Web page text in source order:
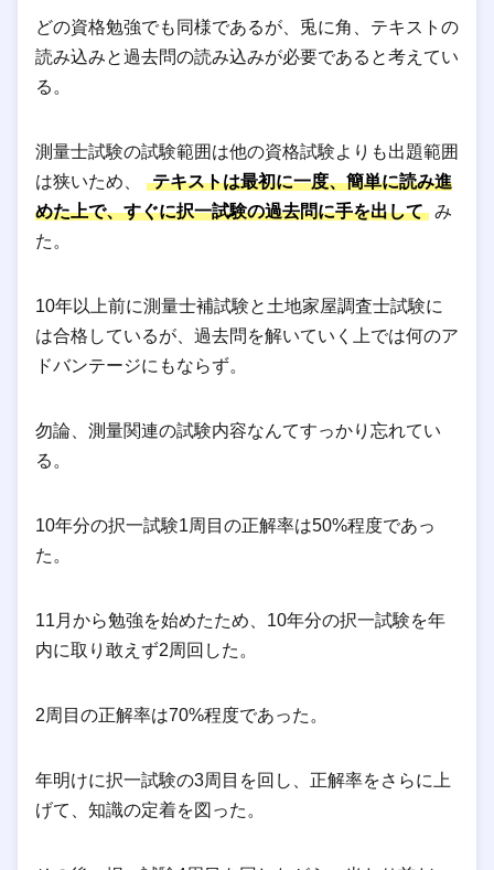
どの資格勉強でも同様であるが、兎に角、テキストの
読み込みと過去問の読み込みが必要であると考えてい
る。
測量士試験の試験範囲は他の資格試験よりも出題範囲
は狭いため、
テキストは最初に一度、簡単に読み進
めた上で、すぐに択一試験の過去問に手を出して み
た。
10年以上前に測量士補試験と土地家屋調査士試験に
は合格しているが、過去問を解いていく上では何のア
ドバンテージにもならず。
勿論、測量関連の試験内容なんてすっかり忘れてい
る。
10年分の択一試験1周目の正解率は50%程度であっ
た。
11月から勉強を始めたため、10年分の択一試験を年
内に取り敢えず2周回した。
2周目の正解率は70%程度であった。
年明けに択一試験の3周目を回し、正解率をさらに上
げて、知識の定着を図った。